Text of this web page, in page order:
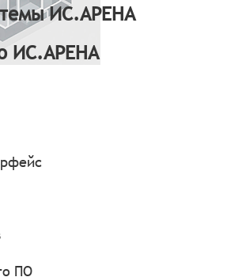
ИС.АРЕНА
ИС.АРЕНА
ПО